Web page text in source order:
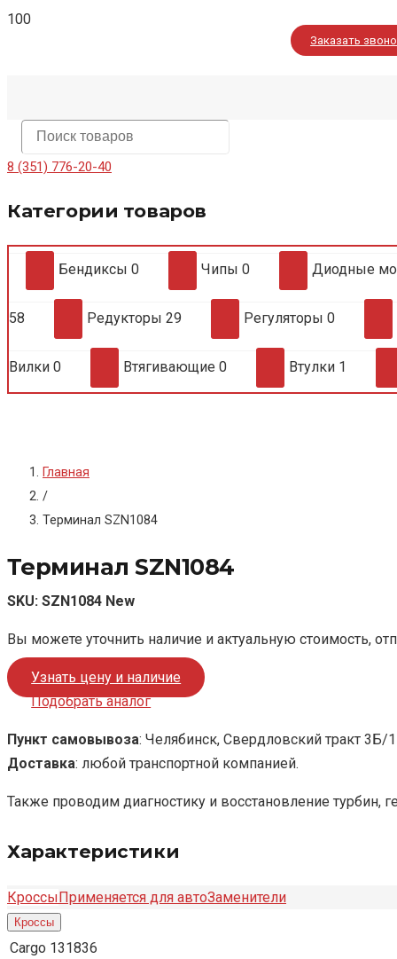
Заказать
8 (351) 776-20-40
Категории товаров
Бендиксы 0 Чипы 0 Диодные
58 Редукторы 29 Регуляторы 0
Вилки 0 Втягивающие 0 Втулки 1
Главная
/
Терминал SZN1084
Терминал SZN1084
SKU: SZN1084 New
Вы можете уточнить наличие и актуальную стоимость,
Узнать цену и наличие
Подобрать аналог
Пункт самовывоза: Челябинск, Свердловский тракт 3Б/1
Доставка: любой транспортной компанией.
Также проводим диагностику и восстановление турбин,
Характеристики
КроссыПрименяется для автоЗаменители
Кроссы
Cargo 131836